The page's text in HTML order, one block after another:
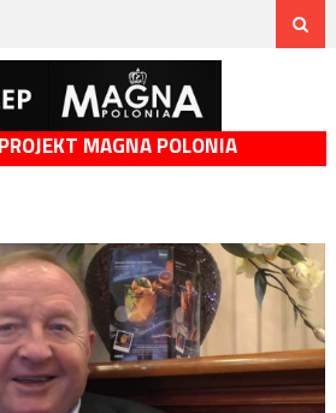
MAGNA POLONIA